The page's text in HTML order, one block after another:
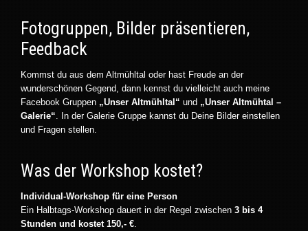
Fotogruppen, Bilder präsentieren,
Feedback
Kommst du aus dem Altmühltal oder hast Freude an der
wunderschönen Gegend, dann kennst du vielleicht auch meine
Facebook Gruppen „Unser Altmühltal“ und „Unser Altmühtal –
Galerie“ . In der Galerie Gruppe kannst du Deine Bilder einstellen
und Fragen stellen.
Was der Workshop kostet?
Individual-Workshop für eine Person
Ein Halbtags-Workshop dauert in der Regel zwischen 3 bis 4
Stunden und kostet 150,- €